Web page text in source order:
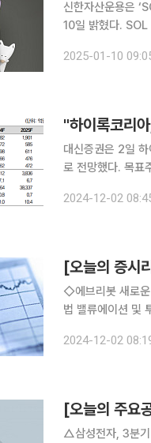
신한자산운용은
10일 밝혔다. SOL 조선TOP3플러스 ETF는 5대 조선사와 함께 조선 기자재 기업에 집중투자 할
업, 한화오션을 포
2025-01-10
"하이록코리
대신증권은 2일
로 전망했다. 목표주가(3
2024-12-02
[오늘의 증시
◇에브리봇 새로운
법 밸류에이션 및 투자의견 박찬솔
증권
2024-12-02
[오늘의 주요
△삼성전자, 3분기 영업익